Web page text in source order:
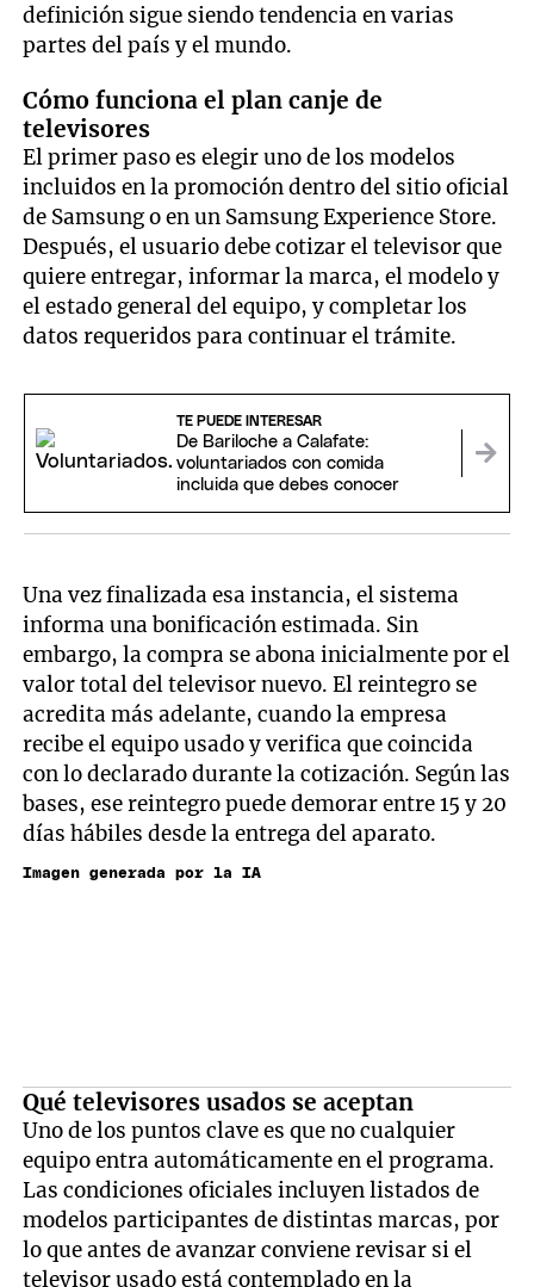
definición sigue siendo tendencia en varias
partes del país y el mundo.
Cómo funciona el plan canje de
televisores
El primer paso es elegir uno de los modelos
incluidos en la promoción dentro del sitio oficial
de Samsung o en un Samsung Experience Store.
Después, el usuario debe cotizar el televisor que
quiere entregar, informar la marca, el modelo y
el estado general del equipo, y completar los
datos requeridos para continuar el trámite.
TE PUEDE INTERESAR
De Bariloche a Calafate:
voluntariados con comida
incluida que debes conocer
Una vez finalizada esa instancia, el sistema
informa una bonificación estimada. Sin
embargo, la compra se abona inicialmente por el
valor total del televisor nuevo. El reintegro se
acredita más adelante, cuando la empresa
recibe el equipo usado y verifica que coincida
con lo declarado durante la cotización. Según las
bases, ese reintegro puede demorar entre 15 y 20
días hábiles desde la entrega del aparato.
Imagen generada por la IA
Qué televisores usados se aceptan
Uno de los puntos clave es que no cualquier
equipo entra automáticamente en el programa.
Las condiciones oficiales incluyen listados de
modelos participantes de distintas marcas, por
lo que antes de avanzar conviene revisar si el
televisor usado está contemplado en la